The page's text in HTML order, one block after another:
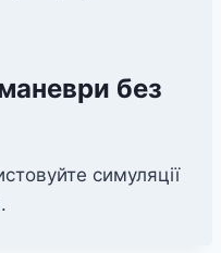
без
симуляції